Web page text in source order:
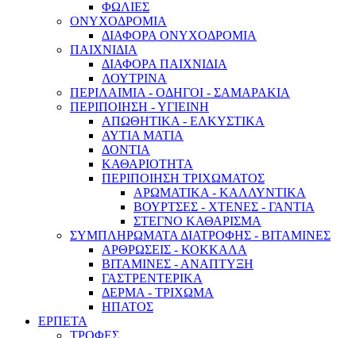
ΦΩΛΙΕΣ
ΟΝΥΧΟΔΡΟΜΙΑ
ΔΙΑΦΟΡΑ ΟΝΥΧΟΔΡΟΜΙΑ
ΠΑΙΧΝΙΔΙΑ
ΔΙΑΦΟΡΑ ΠΑΙΧΝΙΔΙΑ
ΛΟΥΤΡΙΝΑ
ΠΕΡΙΛΑΙΜΙΑ - ΟΔΗΓΟΙ - ΣΑΜΑΡΑΚΙΑ
ΠΕΡΙΠΟΙΗΣΗ - ΥΓΙΕΙΝΗ
ΑΠΩΘΗΤΙΚΑ - ΕΛΚΥΣΤΙΚΑ
ΑΥΤΙΑ ΜΑΤΙΑ
ΔΟΝΤΙΑ
ΚΑΘΑΡΙΟΤΗΤΑ
ΠΕΡΙΠΟΙΗΣΗ ΤΡΙΧΩΜΑΤΟΣ
ΑΡΩΜΑΤΙΚΑ - ΚΑΛΛΥΝΤΙΚΑ
ΒΟΥΡΤΣΕΣ - ΧΤΕΝΕΣ - ΓΑΝΤΙΑ
ΣΤΕΓΝΟ ΚΑΘΑΡΙΣΜΑ
ΣΥΜΠΛΗΡΩΜΑΤΑ ΔΙΑΤΡΟΦΗΣ - ΒΙΤΑΜΙΝΕΣ
ΑΡΘΡΩΣΕΙΣ - ΚΟΚΚΑΛΑ
ΒΙΤΑΜΙΝΕΣ - ΑΝΑΠΤΥΞΗ
ΓΑΣΤΡΕΝΤΕΡΙΚΑ
ΔΕΡΜΑ - ΤΡΙΧΩΜΑ
ΗΠΑΤΟΣ
ΕΡΠΕΤΑ